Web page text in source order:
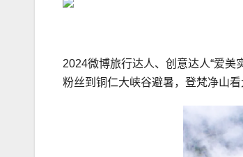
2024微博旅行达人、创意达人“爱美
粉丝到铜仁大峡谷避暑，登梵净山看